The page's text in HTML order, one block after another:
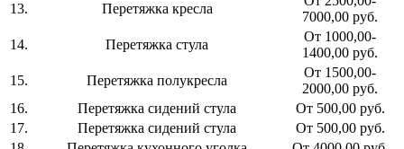
13.
Перетяжка кресла
7000,00 руб.
14.
Перетяжка стула
От 1000,00-
1400,00 руб.
15.
Перетяжка полукресла
От 1500,00-
2000,00 руб.
16.
Перетяжка сидений стула
От 500,00 руб.
17.
Перетяжка сидений стула
От 500,00 руб.